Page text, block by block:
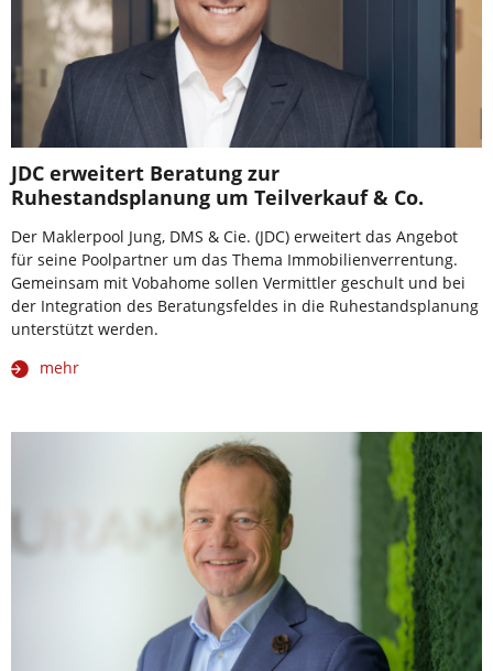
JDC erweitert Beratung zur
Ruhestandsplanung um Teilverkauf & Co.
Der Maklerpool Jung, DMS & Cie. (JDC) erweitert das Angebot
für seine Poolpartner um das Thema Immobilienverrentung.
Gemeinsam mit Vobahome sollen Vermittler geschult und bei
der Integration des Beratungsfeldes in die Ruhestandsplanung
unterstützt werden.
mehr